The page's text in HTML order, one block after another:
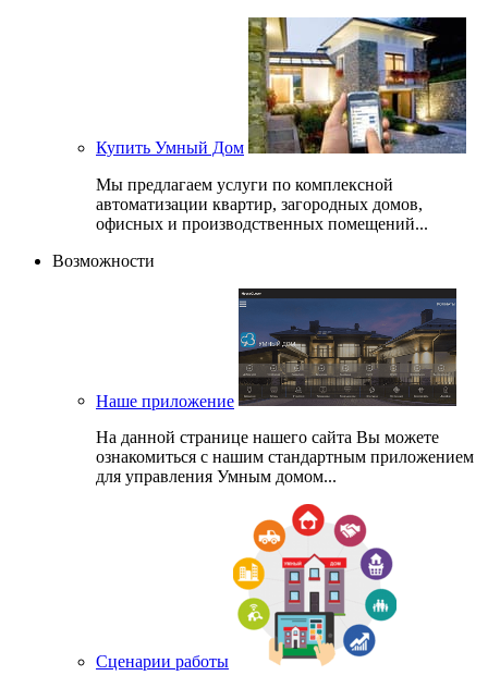
Купить Умный Дом
Мы предлагаем услуги по комплексной
автоматизации квартир, загородных домов,
офисных и производственных помещений...
Возможности
Наше приложение
На данной странице нашего сайта Вы можете
ознакомиться с нашим стандартным приложением
для управления Умным домом...
Сценарии работы